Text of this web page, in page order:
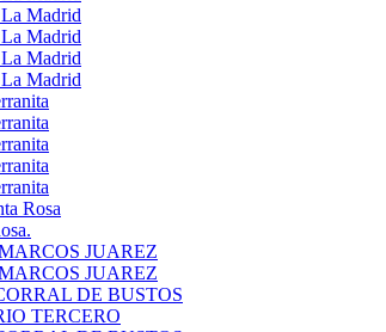
Madrid
Madrid
Madrid
Madrid
Rosa
JUAREZ
JUAREZ
DE BUSTOS
TERCERO